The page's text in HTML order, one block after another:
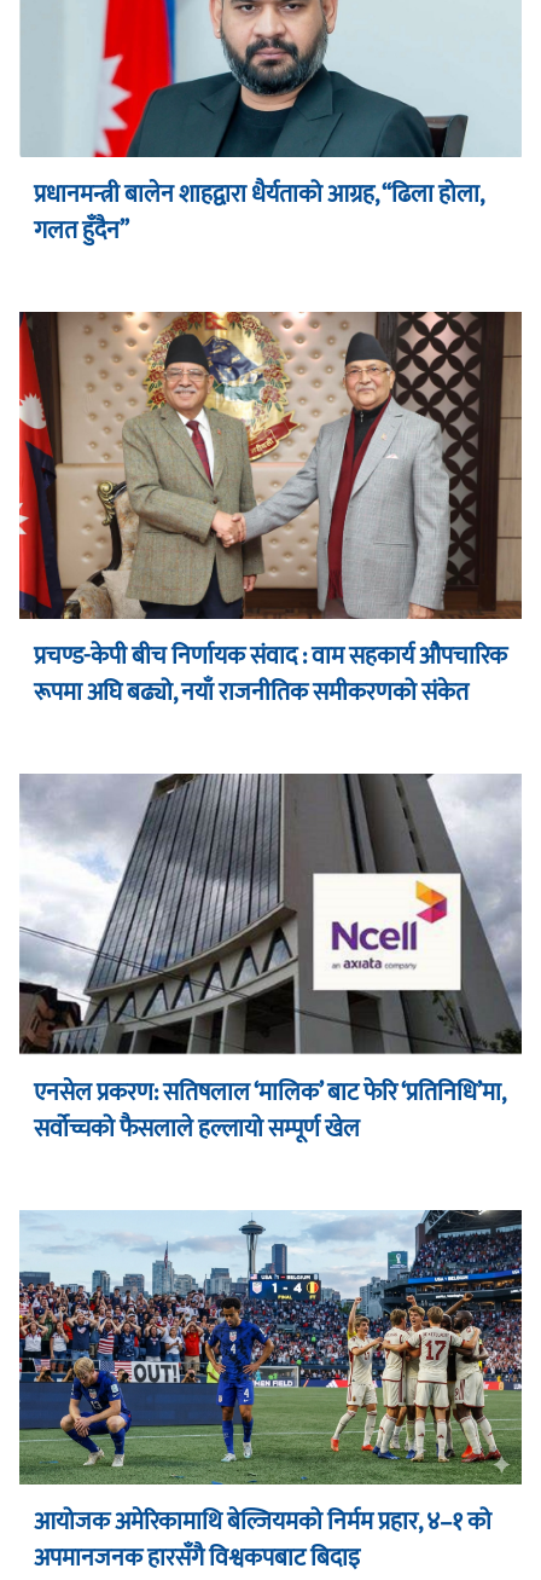
प्रधानमन्त्री बालेन शाहद्वारा धैर्यताको आग्रह, “ढिला होला,
गलत हुँदैन”
प्रचण्ड-केपी बीच निर्णायक संवाद : वाम सहकार्य औपचारिक
रूपमा अघि बढ्यो, नयाँ राजनीतिक समीकरणको संकेत
एनसेल प्रकरण: सतिषलाल ‘मालिक’ बाट फेरि ‘प्रतिनिधि’मा,
सर्वोच्चको फैसलाले हल्लायो सम्पूर्ण खेल
आयोजक अमेरिकामाथि बेल्जियमको निर्मम प्रहार, ४–१ को
अपमानजनक हारसँगै विश्वकपबाट बिदाइ